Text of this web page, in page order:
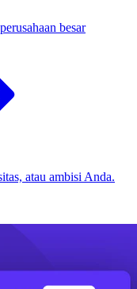
besar
atau ambisi Anda.